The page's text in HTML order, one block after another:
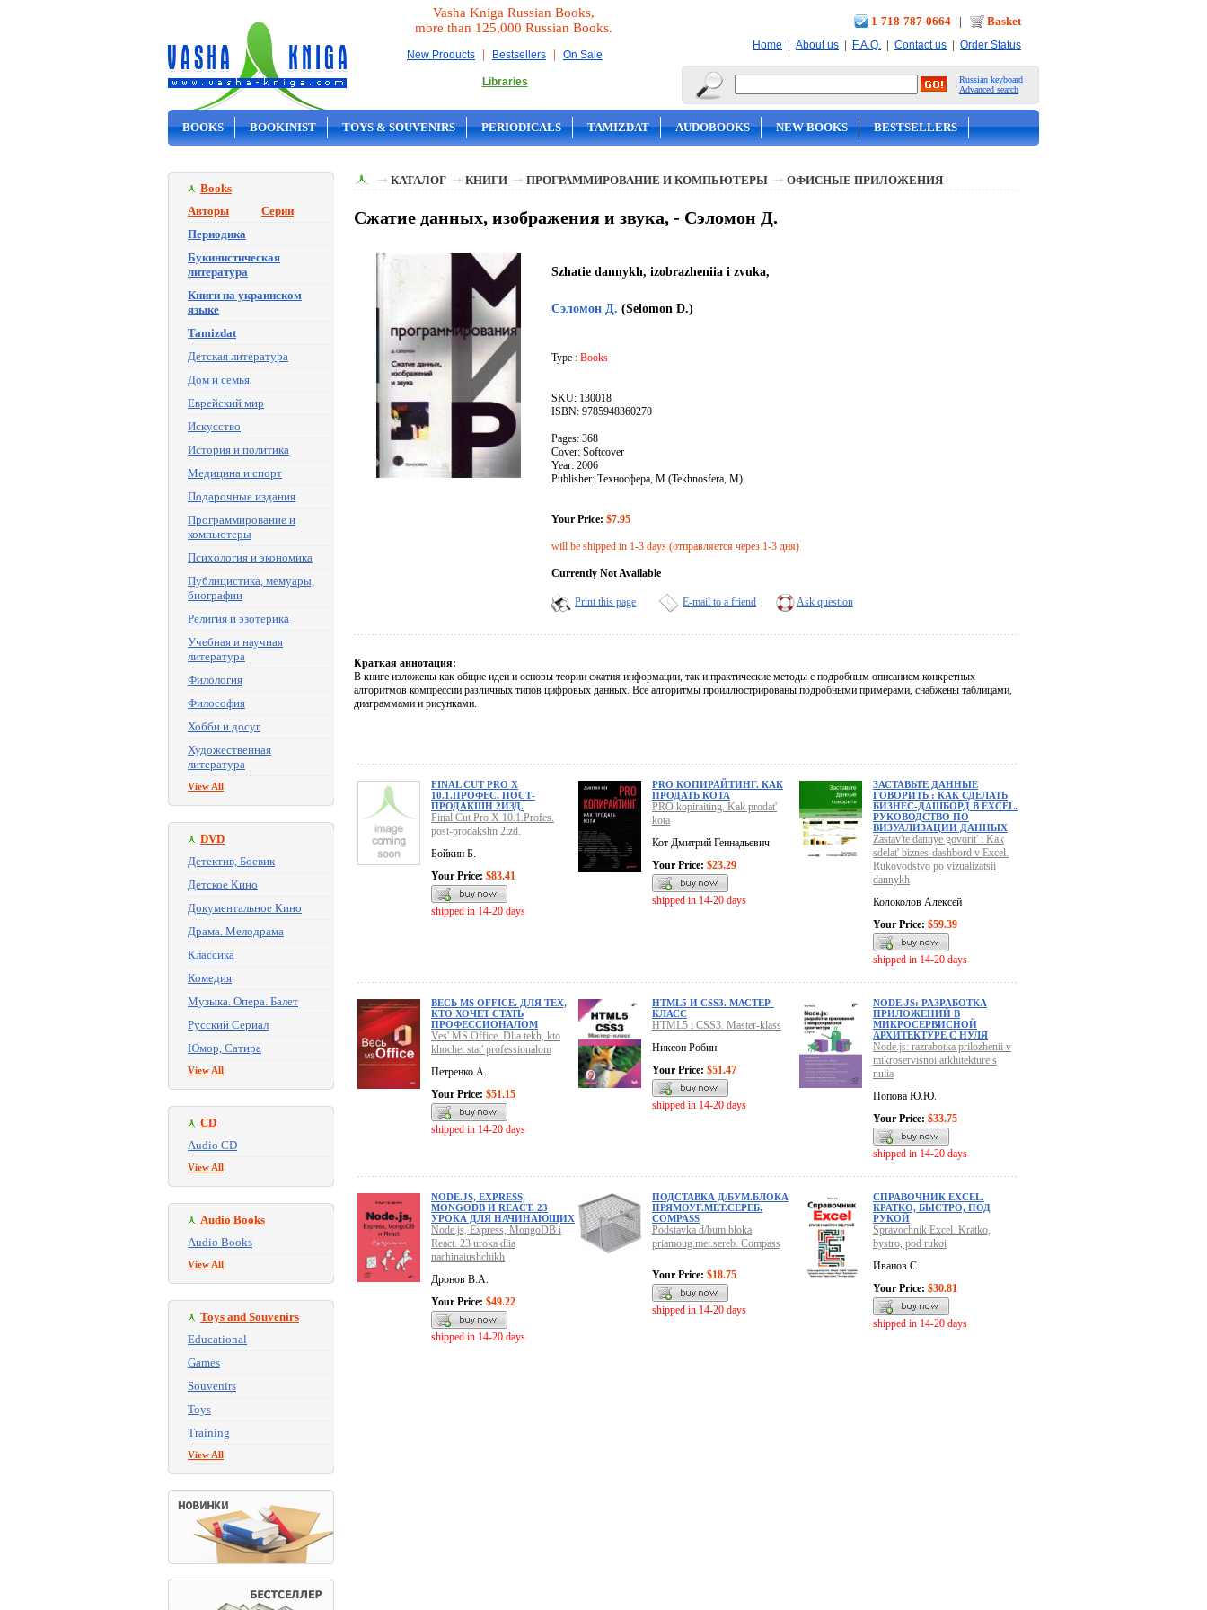
Vasha Kniga Russian Books,
more than 125,000 Russian Books.
New Products | Bestsellers | On Sale
Libraries
1-718-787-0664 | Basket
Home | About us | F.A.Q. | Contact us | Order Status
Russian keyboard
Advanced search
BOOKS BOOKINIST TOYS & SOUVENIRS PERIODICALS TAMIZDAT AUDOBOOKS NEW BOOKS BESTSELLERS
Books
Авторы
Серии
Периодика
Букинистическая
литература
Книги на украинском
языке
Tamizdat
Детская литература
Дом и семья
Еврейский мир
Искусство
История и политика
Медицина и спорт
Подарочные издания
Программирование и
компьютеры
Психология и экономика
Публицистика, мемуары,
биографии
Религия и эзотерика
Учебная и научная
литература
Филология
Философия
Хобби и досуг
Художественная
литература
View All
DVD
Детектив, Боевик
Детское Кино
Документальное Кино
Драма. Мелодрама
Классика
Комедия
Музыка. Опера. Балет
Русский Сериал
Юмор, Сатира
View All
CD
Audio CD
View All
Audio Books
Audio Books
View All
Toys and Souvenirs
Educational
Games
Souvenirs
Toys
Training
View All
КАТАЛОГ КНИГИ ПРОГРАММИРОВАНИЕ И КОМПЬЮТЕРЫ ОФИСНЫЕ ПРИЛОЖЕНИЯ
Сжатие данных, изображения и звука, - Сэломон Д.
Szhatie dannykh, izobrazheniia i zvuka,
Сэломон Д. (Selomon D.)
Type : Books
SKU: 130018
ISBN: 9785948360270
Pages: 368
Cover: Softcover
Year: 2006
Publisher: Техносфера, М (Tekhnosfera, M)
Your Price: $7.95
will be shipped in 1-3 days (отправляется через 1-3 дня)
Currently Not Available
Print this page E-mail to a friend Ask question
Краткая аннотация:
В книге изложены как общие идеи и основы теории сжатия информации, так и практические методы с подробным описанием конкретных
алгоритмов компрессии различных типов цифровых данных. Все алгоритмы проиллюстрированы подробными примерами, снабжены таблицами,
диаграммами и рисунками.
FINAL CUT PRO X
10.1.ПРОФЕС. ПОСТ-
ПРОДАКШН 2ИЗД.
Final Cut Pro X 10.1.Profes.
post-prodakshn 2izd.
Бойкин Б.
Your Price: $83.41
shipped in 14-20 days
PRO КОПИРАЙТИНГ. КАК
ПРОДАТЬ КОТА
PRO kopiraiting. Kak prodat'
kota
Кот Дмитрий Геннадьевич
Your Price: $23.29
shipped in 14-20 days
ЗАСТАВЬТЕ ДАННЫЕ
ГОВОРИТЬ : КАК СДЕЛАТЬ
БИЗНЕС-ДАШБОРД В EXCEL.
РУКОВОДСТВО ПО
ВИЗУАЛИЗАЦИИ ДАННЫХ
Zastav'te dannye govorit' : Kak
sdelat' biznes-dashbord v Excel.
Rukovodstvo po vizualizatsii
dannykh
Колоколов Алексей
Your Price: $59.39
shipped in 14-20 days
ВЕСЬ MS OFFICE. ДЛЯ ТЕХ,
КТО ХОЧЕТ СТАТЬ
ПРОФЕССИОНАЛОМ
Ves' MS Office. Dlia tekh, kto
khochet stat' professionalom
Петренко А.
Your Price: $51.15
shipped in 14-20 days
HTML5 И CSS3. МАСТЕР-
КЛАСС
HTML5 i CSS3. Master-klass
Никсон Робин
Your Price: $51.47
shipped in 14-20 days
NODE.JS: РАЗРАБОТКА
ПРИЛОЖЕНИЙ В
МИКРОСЕРВИСНОЙ
АРХИТЕКТУРЕ С НУЛЯ
Node.js: razrabotka prilozhenii v
mikroservisnoi arkhitekture s
nulia
Попова Ю.Ю.
Your Price: $33.75
shipped in 14-20 days
NODE.JS, EXPRESS,
MONGODB И REACT. 23
УРОКА ДЛЯ НАЧИНАЮЩИХ
Node.js, Express, MongoDB i
React. 23 uroka dlia
nachinaiushchikh
Дронов В.А.
Your Price: $49.22
shipped in 14-20 days
ПОДСТАВКА Д/БУМ.БЛОКА
ПРЯМОУГ.МЕТ.СЕРЕБ.
COMPASS
Podstavka d/bum.bloka
priamoug.met.sereb. Compass
Your Price: $18.75
shipped in 14-20 days
СПРАВОЧНИК EXCEL.
КРАТКО, БЫСТРО, ПОД
РУКОЙ
Spravochnik Excel. Kratko,
bystro, pod rukoi
Иванов С.
Your Price: $30.81
shipped in 14-20 days